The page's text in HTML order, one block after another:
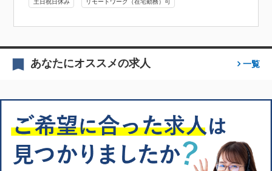
土日祝日休み リモートワーク（在宅勤務）可
あなたにオススメの求人 一覧